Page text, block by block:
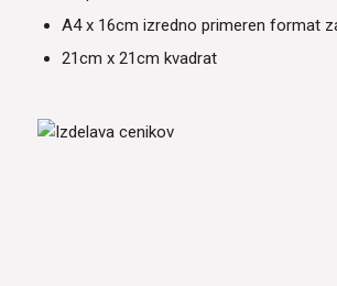
A4 x 16cm izredno primeren format
21cm x 21cm kvadrat